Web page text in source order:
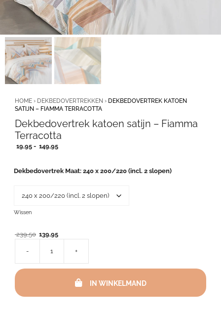
HOME › DEKBEDOVERTREKKEN › DEKBEDOVERTREK KATOEN
SATIJN – FIAMMA TERRACOTTA
Dekbedovertrek katoen satijn – Fiamma
Terracotta
19,95 - 149,95Prijsklasse:
149,95
Dekbedovertrek Maat 240 x 200/220 (incl. 2 slopen)
Wissen
239,50 Oorspronkelijke
239,50.
139,95Huidige
139,95.
-
katoen
+
IN WINKELMAND